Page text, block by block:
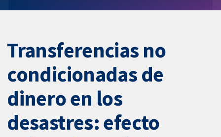
Transferencias no
condicionadas de
dinero en los
desastres: efecto